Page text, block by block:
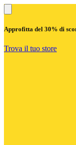
Approfitta del 30% di
Trova il tuo store